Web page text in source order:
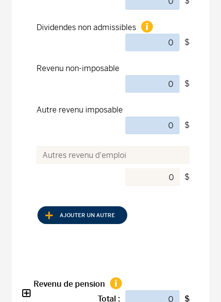
Dividendes non admissibles
$
Revenu non-imposable
$
Autre revenu imposable
$
$
AJOUTER UN AUTRE
Revenu de pension
Total :
$